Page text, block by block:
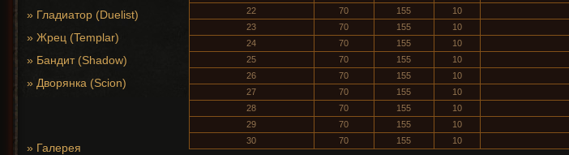
» Гладиатор (Duelist)
» Жрец (Templar)
» Бандит (Shadow)
» Дворянка (Scion)
» Галерея
22
70 155 10
23
70 155 10
24
70 155 10
25
70 155 10
26
70 155 10
27
70 155 10
28
70 155 10
29
70 155 10
30
70 155 10